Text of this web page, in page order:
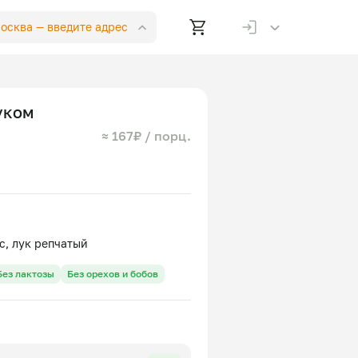
— введите адрес
≈ 167₽ / порц.
лактозы Без орехов и бобов